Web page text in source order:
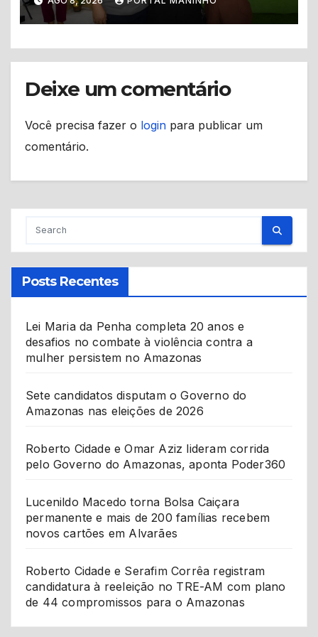
novos cartões em Alvarães
Deixe um comentário
Você precisa fazer o login para publicar um
comentário.
Posts Recentes
Lei Maria da Penha completa 20 anos e
desafios no combate à violência contra a
mulher persistem no Amazonas
Sete candidatos disputam o Governo do
Amazonas nas eleições de 2026
Roberto Cidade e Omar Aziz lideram corrida
pelo Governo do Amazonas, aponta Poder360
Lucenildo Macedo torna Bolsa Caiçara
permanente e mais de 200 famílias recebem
novos cartões em Alvarães
Roberto Cidade e Serafim Corrêa registram
candidatura à reeleição no TRE-AM com plano
de 44 compromissos para o Amazonas